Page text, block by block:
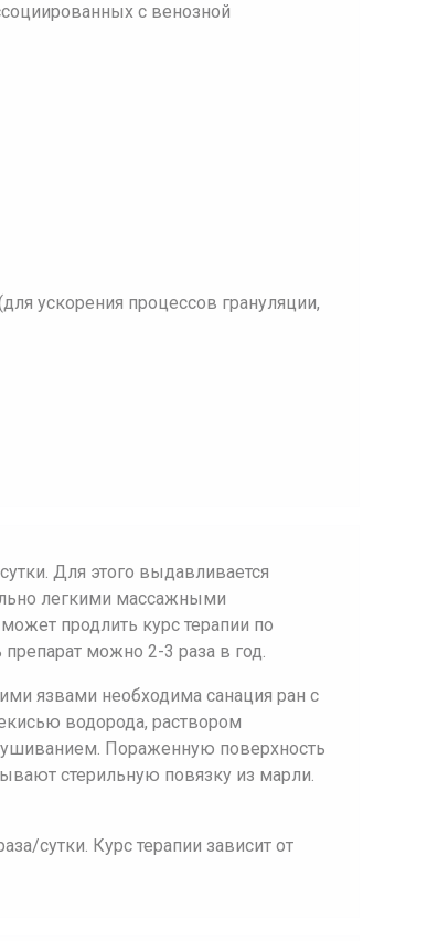
с венозной
ускорения процессов грануляции,
Для этого выдавливается
легкими массажными
продлить курс терапии по
можно 2-3 раза в год.
язвами необходима санация ран с
водорода, раствором
Пораженную поверхность
стерильную повязку из марли.
сутки. Курс терапии зависит от